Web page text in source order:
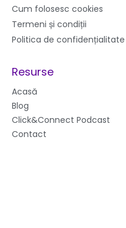
k a
Cum folosesc cookies
Termeni și condiții
Politica de confidențialitate
Resurse
Acasă
Blog
Click&Connect Podcast
Contact